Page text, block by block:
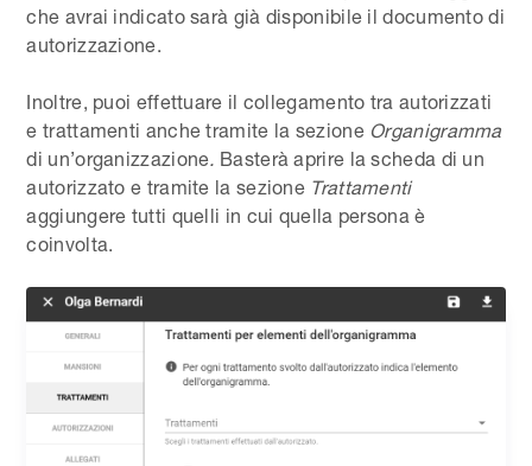
che avrai indicato sarà già disponibile il documento di
autorizzazione.
Inoltre, puoi effettuare il collegamento tra autorizzati
e trattamenti anche tramite la sezione Organigramma
di un’organizzazione Basterà aprire la scheda di un
autorizzato e tramite la sezione Trattamenti
aggiungere tutti quelli in cui quella persona è
coinvolta.